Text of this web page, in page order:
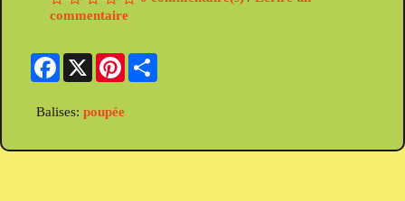
commentaire
Facebook
X Pinterest
Balises: poupée